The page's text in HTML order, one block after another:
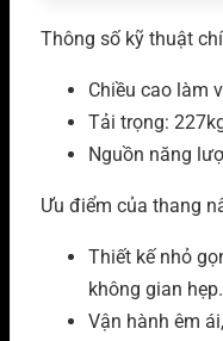
Thông số kỹ thuật
Chiều cao làm
Tải trọng:
Nguồn năng
Ưu điểm của thang
Thiết kế nhỏ
không gian hẹp.
Vận hành êm